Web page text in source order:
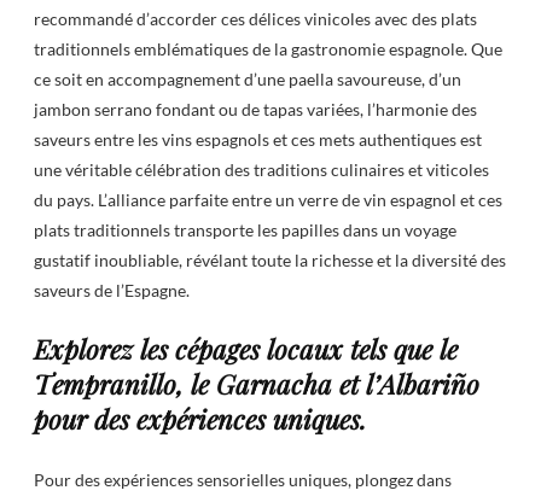
recommandé d’accorder ces délices vinicoles avec des plats
traditionnels emblématiques de la gastronomie espagnole. Que
ce soit en accompagnement d’une paella savoureuse, d’un
jambon serrano fondant ou de tapas variées, l’harmonie des
saveurs entre les vins espagnols et ces mets authentiques est
une véritable célébration des traditions culinaires et viticoles
du pays. L’alliance parfaite entre un verre de vin espagnol et ces
plats traditionnels transporte les papilles dans un voyage
gustatif inoubliable, révélant toute la richesse et la diversité des
saveurs de l’Espagne.
Explorez les cépages locaux tels que le
Tempranillo, le Garnacha et l’Albariño
pour des expériences uniques.
Pour des expériences sensorielles uniques, plongez dans